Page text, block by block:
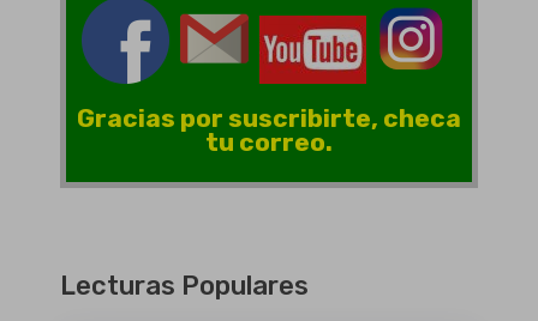
Gracias por suscribirte, checa
tu correo.
Lecturas Populares